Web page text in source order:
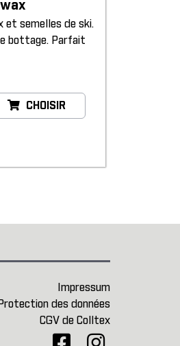
et semelles de ski.
bottage. Parfait
CHOISIR
Impressum
Protection des données
CGV de Colltex